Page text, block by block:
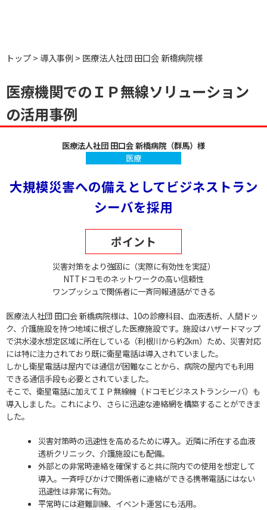
トップ 導入事例 医療法人社団 田口会 新橋病院様
医療機関でのＩＰ無線ソリューション
の活用事例
医療法人社団 田口会 新橋病院（群馬）様
医療
大規模災害への備えとしてビジネストラン
シーバを採用
ポイント
災害対策をより強固に（実際に有効性を実証）
NTTドコモのネットワークの高い信頼性
ワンプッシュで関係者に一斉同報通話ができる
医療法人社団 田口会 新橋病院様は、10の診療科目、血液透析、人間ドッ
ク、介護施設を持つ地域に根ざした医療施設です。施設はハザードマップ
で洪水浸水想定区域に所在している（利根川から約2km）ため、災害対応
には特に注力されており既に衛星電話は導入されていました。
しかし衛星電話は屋内では通信が困難なことから、病院の屋内でも利用
できる通信手段も必要とされていました。
そこで、衛星電話に加えてＩＰ無線機（ドコモビジネストランシーバ）も
導入しました。これにより、さらに迅速な連絡網を構築することができま
した。
災害対策時の迅速性を高めるために導入。近隣に所在する血液
透析クリニック、介護施設にも配備。
外部との非常時連絡を確保すると共に院内での使用を想定して
導入。一斉呼びかけで関係者に連絡ができる携帯電話にはない
迅速性は非常に有効。
平常時には避難訓練、イベント運営にも活用。